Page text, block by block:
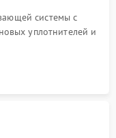
системы с
уплотнителей и
корпуса
или аргоном для